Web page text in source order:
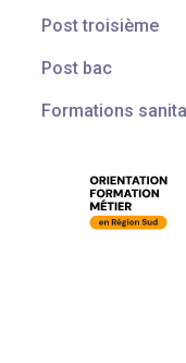
Post troisième
Post bac
Formations